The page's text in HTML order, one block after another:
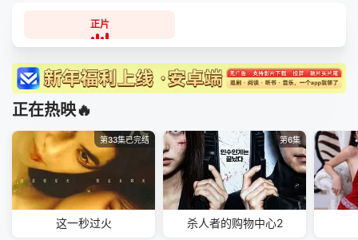
正片
正在热映🔥
第33集已完结
这一秒过火
第6集
杀人者的购物中心2